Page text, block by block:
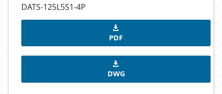
DATS-125L5S1-4P
PDF
DWG